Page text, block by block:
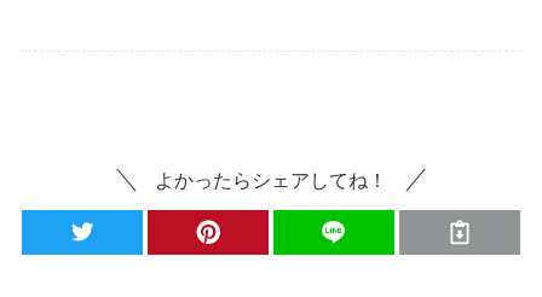
よかったらシェアしてね！